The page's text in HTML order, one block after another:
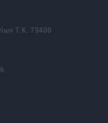
Τ.Κ. 73400